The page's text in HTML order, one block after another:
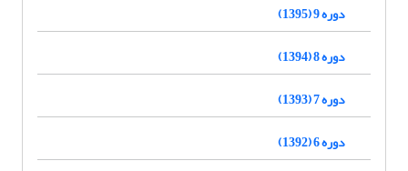
دوره 9 (1395)
دوره 8 (1394)
دوره 7 (1393)
دوره 6 (1392)